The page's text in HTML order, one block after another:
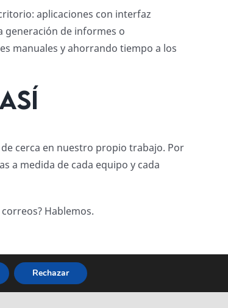
aplicaciones con interfaz
generación de informes o
manuales y ahorrando tiempo a los
cerca en nuestro propio trabajo. Por
a medida de cada equipo y cada
Hablemos.
Rechazar